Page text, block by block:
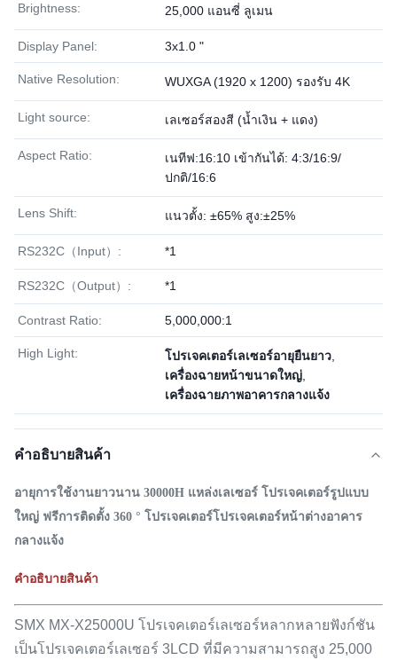
Brightness: 25,000 แอนซี่ ลูเมน
Display Panel: 3x1.0 "
Native Resolution: WUXGA (1920 x 1200) รองรับ 4K
Light source: เลเซอร์สองสี (น้ำเงิน + แดง)
Aspect Ratio:
เนทีฟ:16:10 เข้ากันได้: 4:3/16:9/
ปกติ/16:6
Lens Shift: แนวตั้ง: ±65% สูง:±25%
RS232C（Input）: *1
RS232C（Output）: *1
Contrast Ratio: 5,000,000:1
High Light: โปรเจคเตอร์เลเซอร์อายุยืนยาว
เครื่องฉายหน้าขนาดใหญ่
เครื่องฉายภาพอาคารกลางแจ้ง
คําอธิบายสินค้า
อายุการใช้งานยาวนาน 30000H แหล่งเลเซอร์ โปรเจคเตอร์รูปแบบ
ใหญ่ ฟรีการติดตั้ง 360 ° โปรเจคเตอร์โปรเจคเตอร์หน้าต่างอาคาร
กลางแจ้ง
คําอธิบายสินค้า
SMX MX-X25000U โปรเจคเตอร์เลเซอร์หลากหลายฟังก์ชัน
เป็นโปรเจคเตอร์เลเซอร์ 3LCD ที่มีความสามารถสูง 25,000